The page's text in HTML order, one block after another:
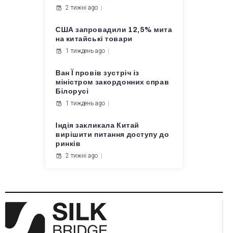
2 тижні ago
США запровадили 12,5% мита
на китайські товари
1 тиждень ago
Ван Ї провів зустріч із
міністром закордонних справ
Білорусі
1 тиждень ago
Індія закликала Китай
вирішити питання доступу до
ринків
2 тижні ago